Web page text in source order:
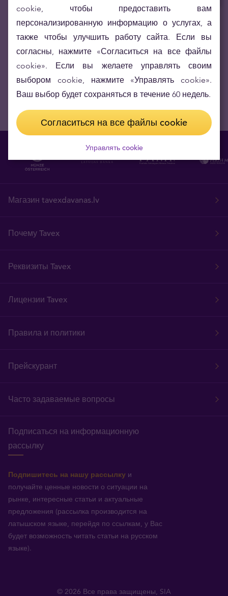
Получайте актуальные новости по э-почте
Магазин tavexdavanas.lv
Почему Tavex
Реквизиты Tavex
Лицензии Tavex
Правила и политики
Прейскурант
Часто задаваемые вопросы
Подписаться на информационную
рассылку
Подпишитесь на нашу рассылку и
получайте ценные новости о ситуации на
рынке, интересные статьи и актуальные
предложения (рассылка производится на
латышском языке, перейдя по ссылкам, у Вас
будет возможность читать статьи на русском
языке).
© 2026 Все права защищены, SIA
cookie, чтобы предоставить вам
персонализированную информацию о услугах, а
также чтобы улучшить работу сайта. Если вы
согласны, нажмите «Согласиться на все файлы
cookie». Если вы желаете управлять своим
выбором cookie, нажмите «Управлять cookie».
Ваш выбор будет сохраняться в течение 60 недель.
Согласиться на все файлы cookie
Управлять cookie